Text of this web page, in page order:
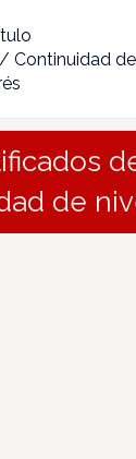
Continuidad
de